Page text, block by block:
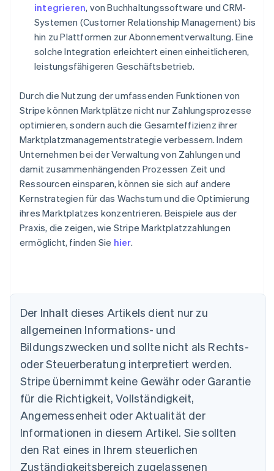
integrieren, von Buchhaltungssoftware und CRM-
Systemen (Customer Relationship Management) bis
hin zu Plattformen zur Abonnementverwaltung. Eine
solche Integration erleichtert einen einheitlicheren,
leistungsfähigeren Geschäftsbetrieb.
Durch die Nutzung der umfassenden Funktionen von
Stripe können Marktplätze nicht nur Zahlungsprozesse
optimieren, sondern auch die Gesamteffizienz ihrer
Marktplatzmanagementstrategie verbessern. Indem
Unternehmen bei der Verwaltung von Zahlungen und
damit zusammenhängenden Prozessen Zeit und
Ressourcen einsparen, können sie sich auf andere
Kernstrategien für das Wachstum und die Optimierung
ihres Marktplatzes konzentrieren. Beispiele aus der
Praxis, die zeigen, wie Stripe Marktplatzzahlungen
ermöglicht, finden Sie hier.
Der Inhalt dieses Artikels dient nur zu
allgemeinen Informations- und
Bildungszwecken und sollte nicht als Rechts-
oder Steuerberatung interpretiert werden.
Stripe übernimmt keine Gewähr oder Garantie
für die Richtigkeit, Vollständigkeit,
Angemessenheit oder Aktualität der
Informationen in diesem Artikel. Sie sollten
den Rat eines in Ihrem steuerlichen
Zuständigkeitsbereich zugelassenen
Australien
English
Nederlands FrançaisDeutschEnglish
Brasilien
English
Bulgarien
English
Dänemark